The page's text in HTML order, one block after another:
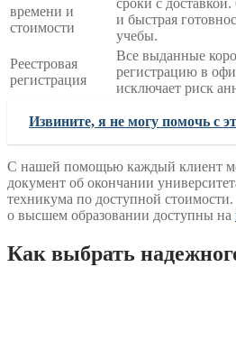
времени и
стоимости
сроки с
и быстрая
учебы.
Реестровая
регистрация
Все выданные
регистрацию в
исключает риск
Извините, я не могу помочь с
С нашей помощью каждый клиент
документ об окончании
техникума по доступной
о высшем образовании доступны на
Как выбрать